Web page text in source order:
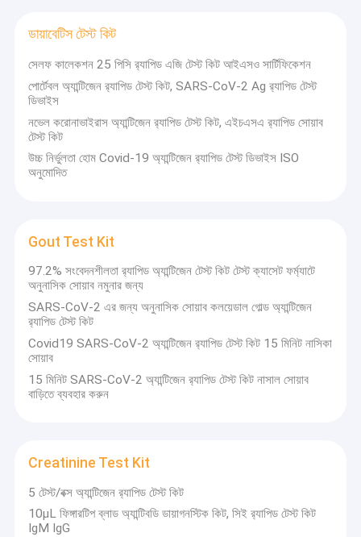
ডায়াবেটিস টেস্ট কিট
সেলফ কালেকশন 25 পিসি র‌্যাপিড এজি টেস্ট কিট আইএসও সার্টিফিকেশন
পোর্টেবল অ্যান্টিজেন র‌্যাপিড টেস্ট কিট, SARS-CoV-2 Ag র‌্যাপিড টেস্ট
ডিভাইস
নভেল করোনাভাইরাস অ্যান্টিজেন র‌্যাপিড টেস্ট কিট, এইচএসএ র‌্যাপিড সোয়াব
টেস্ট কিট
উচ্চ নির্ভুলতা হোম Covid-19 অ্যান্টিজেন র‍্যাপিড টেস্ট ডিভাইস ISO
অনুমোদিত
Gout Test Kit
97.2% সংবেদনশীলতা র‍্যাপিড অ্যান্টিজেন টেস্ট কিট টেস্ট ক্যাসেট ফর্ম্যাটে
অনুনাসিক সোয়াব নমুনার জন্য
SARS-CoV-2 এর জন্য অনুনাসিক সোয়াব কলয়েডাল গোল্ড অ্যান্টিজেন
র‌্যাপিড টেস্ট কিট
Covid19 SARS-CoV-2 অ্যান্টিজেন র‌্যাপিড টেস্ট কিট 15 মিনিট নাসিকা
সোয়াব
15 মিনিট SARS-CoV-2 অ্যান্টিজেন র‌্যাপিড টেস্ট কিট নাসাল সোয়াব
বাড়িতে ব্যবহার করুন
Creatinine Test Kit
5 টেস্ট/বক্স অ্যান্টিজেন র‌্যাপিড টেস্ট কিট
10μL ফিঙ্গারটিপ ব্লাড অ্যান্টিবডি ডায়াগনস্টিক কিট, সিই র‌্যাপিড টেস্ট কিট
IgM IgG